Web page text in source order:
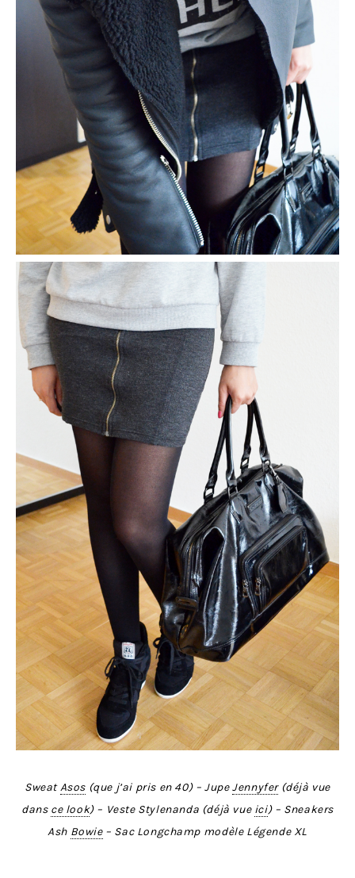
SweatAsos (que j’ai pris en 40) – JupeJennyfer(déjà vue
dans ce look) – Veste Stylenanda (déjà vue ici) – Sneakers
Ash Bowie– Sac Longchamp modèle Légende XL